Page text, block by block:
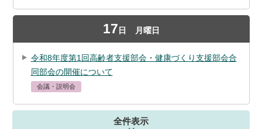
17 日 月曜日
令和8年度第1回高齢者支援部会・健康づくり支援部会合
同部会の開催について
会議・説明会
全件表示